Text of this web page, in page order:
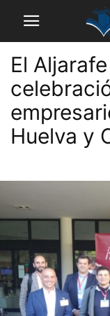
El
Huelva y